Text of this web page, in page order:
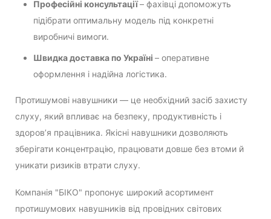
Професійні консультації– фахівці допоможуть
підібрати оптимальну модель під конкретні
виробничі вимоги.
Швидка доставка по Україні – оперативне
оформлення і надійна логістика.
Протишумові навушники — це необхідний засіб захисту
слуху, який впливає на безпеку, продуктивність і
здоров’я працівника. Якісні навушники дозволяють
зберігати концентрацію, працювати довше без втоми й
уникати ризиків втрати слуху.
Компанія "БІКО" пропонує широкий асортимент
протишумових навушників від провідних світових